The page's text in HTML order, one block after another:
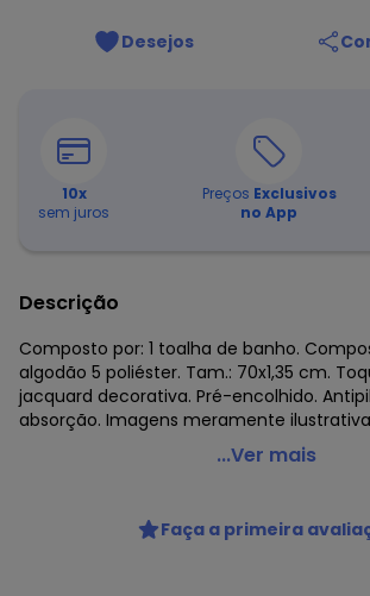
Desejos
10x
sem juros
Preços Exclusivos
no App
Descrição
Composto por: 1 toalha de banho.
algodão 5 poliéster. Tam.: 70x1,35 cm.
jacquard decorativa. Pré-encolhido.
absorção. Imagens meramente
Karsten - Toalha de Banho Liana
Tecido: Algodão
Composição: Algodão e poliéster
...Ver mais
Faça a primeira